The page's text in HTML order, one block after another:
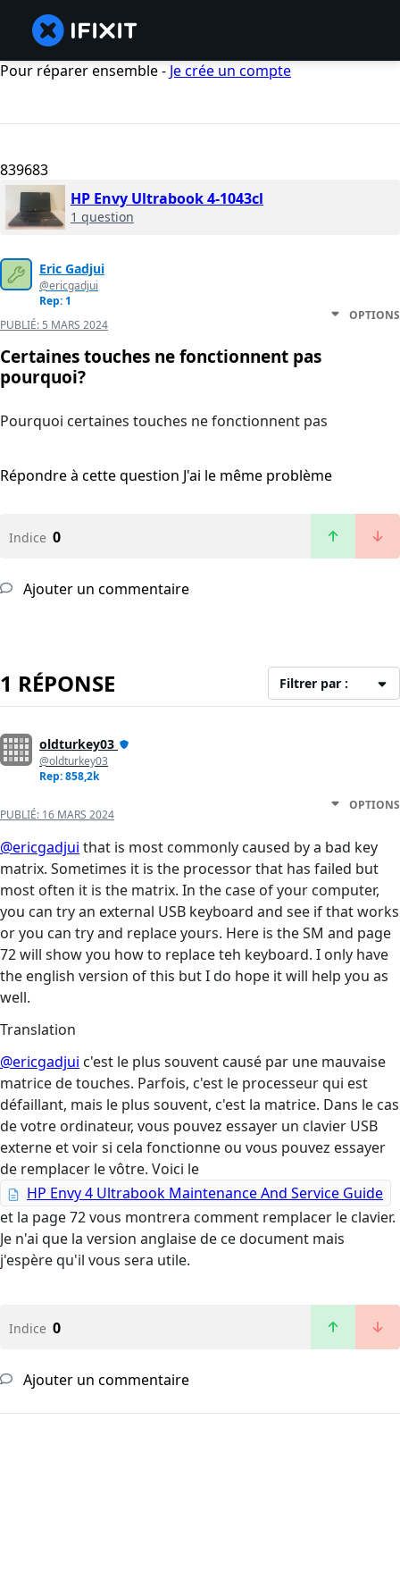
Pour réparer ensemble - Je crée un compte
839683
HP Envy Ultrabook 4-1043cl
1 question
Eric Gadjui
@ericgadjui
Rep: 1
PUBLIÉ: 5 MARS 2024
OPTIONS
Certaines touches ne fonctionnent pas
pourquoi?
Pourquoi certaines touches ne fonctionnent pas
Répondre à cette question J'ai le même problème
Indice 0
Ajouter un commentaire
1 RÉPONSE Filtrer par :
oldturkey03
@oldturkey03
Rep: 858,2k
PUBLIÉ: 16 MARS 2024
OPTIONS
@ericgadjui that is most commonly caused by a bad key
matrix. Sometimes it is the processor that has failed but
most often it is the matrix. In the case of your computer,
you can try an external USB keyboard and see if that works
or you can try and replace yours. Here is the SM and page
72 will show you how to replace teh keyboard. I only have
the english version of this but I do hope it will help you as
well.
Translation
@ericgadjui c'est le plus souvent causé par une mauvaise
matrice de touches. Parfois, c'est le processeur qui est
défaillant, mais le plus souvent, c'est la matrice. Dans le cas
de votre ordinateur, vous pouvez essayer un clavier USB
externe et voir si cela fonctionne ou vous pouvez essayer
de remplacer le vôtre. Voici le
HP Envy 4 Ultrabook Maintenance And Service Guide
et la page 72 vous montrera comment remplacer le clavier.
Je n'ai que la version anglaise de ce document mais
j'espère qu'il vous sera utile.
Indice 0
Ajouter un commentaire